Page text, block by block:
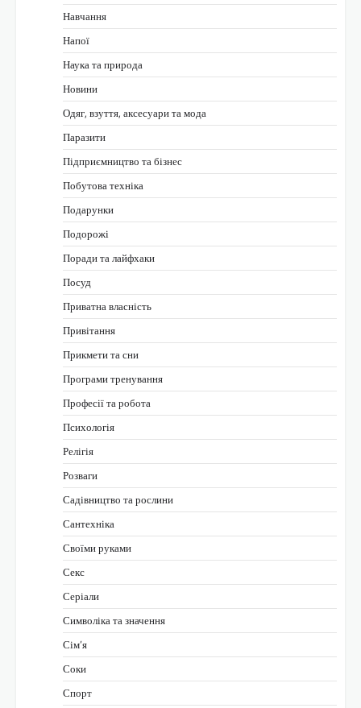
Навчання
Напої
Наука та природа
Новини
Одяг, взуття, аксесуари та мода
Паразити
Підприємництво та бізнес
Побутова техніка
Подарунки
Подорожі
Поради та лайфхаки
Посуд
Приватна власність
Привітання
Прикмети та сни
Програми тренування
Професії та робота
Психологія
Релігія
Розваги
Садівництво та рослини
Сантехніка
Своїми руками
Секс
Серіали
Символіка та значення
Сім’я
Соки
Спорт